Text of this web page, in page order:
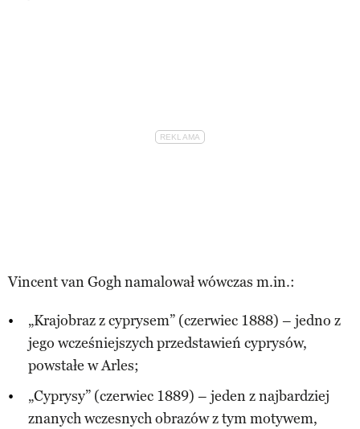
Vincent van Gogh namalował wówczas m.in.:
„Krajobraz z cyprysem” (czerwiec 1888) – jedno z
jego wcześniejszych przedstawień cyprysów,
powstałe w Arles;
„Cyprysy” (czerwiec 1889) – jeden z najbardziej
znanych wczesnych obrazów z tym motywem,